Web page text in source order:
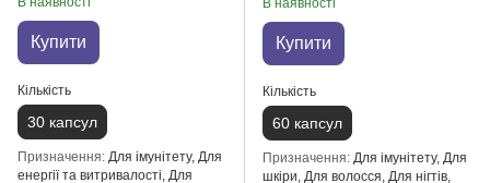
Купити
Кількість
30 капсул
Призначення Для імунітету, Для
енергії та витривалості, Для
Купити
Кількість
60 капсул
Призначення Для імунітету, Для
шкіри, Для волосся, Для нігтів,